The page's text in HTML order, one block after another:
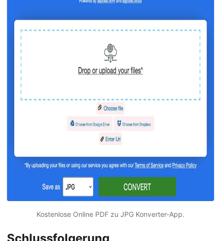
Kostenlose Online PDF zu JPG Konverter-App.